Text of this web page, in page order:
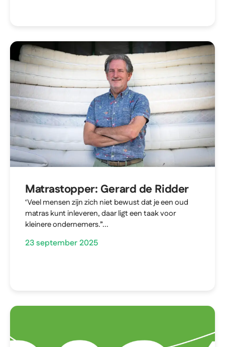
Matrastopper: Gerard de Ridder
‘Veel mensen zijn zich niet bewust dat je een oud
matras kunt inleveren, daar ligt een taak voor
kleinere ondernemers.”...
23 september 2025